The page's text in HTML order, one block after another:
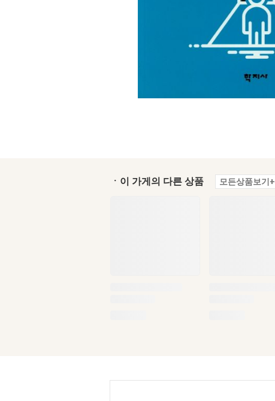
ㆍ이 가게의 다른 상품 모든상품보기+